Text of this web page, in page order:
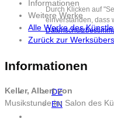
Durch Klicken auf
einverstanden, dass
DE
EN
Informationen
Weitere Werke
Alle Werke des
Zurück zur
Informationen
Keller, Albert von
Musikstunde im Salon des